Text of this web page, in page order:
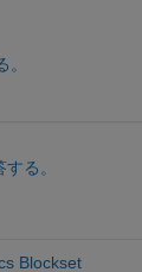
る。
Blockset